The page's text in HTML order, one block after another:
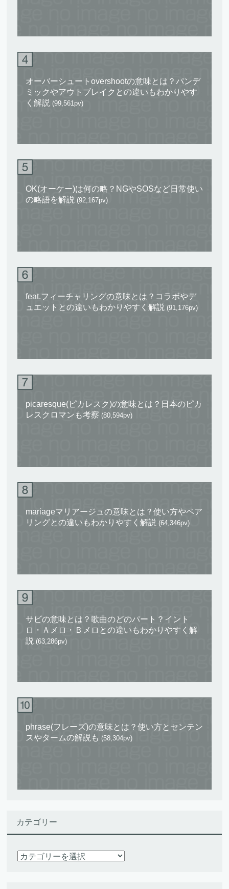
オーバーシュートovershootの意味とは？パンデ
ミックやアウトブレイクとの違いもわかりやす
く解説 (99,561pv)
OK(オーケー)は何の略？NGやSOSなど日常使い
の略語を解説 (92,167pv)
feat.フィーチャリングの意味とは？コラボやデ
ュエットとの違いもわかりやすく解説 (91,176pv)
picaresque(ピカレスク)の意味とは？日本のピカ
レスクロマンも考察 (80,594pv)
mariageマリアージュの意味とは？使い方やペア
リングとの違いもわかりやすく解説 (64,346pv)
サビの意味とは？歌曲のどのパート？イント
ロ・Ａメロ・Ｂメロとの違いもわかりやすく解
説 (63,286pv)
phrase(フレーズ)の意味とは？使い方とセンテン
スやタームの解説も (58,304pv)
カテゴリー
カ